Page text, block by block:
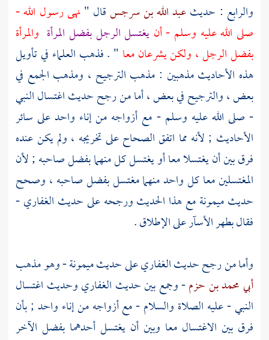
والرابع : حديثعبد الله بن سرجسقال "نهى رسول الله -
صلى الله عليه وسلم - أن يغتسل الرجل بفضل المرأة والمرأة
بفضل الرجل ، ولكن يشرعان معا " . فذهب العلماء في تأويل
هذه الأحاديث مذهبين : مذهب الترجيح ، ومذهب الجمع في
بعض ، والترجيح في بعض ، أما من رجح حديث اغتسال النبي
- صلى الله عليه وسلم - مع أزواجه من إناء واحد على سائر
الأحاديث ; لأنه مما اتفق الصحاح على تخريجه ، ولم يكن عنده
فرق بين أن يغتسلا معا أو يغتسل كل منهما بفضل صاحبه ; لأن
المغتسلين معا كل واحد منهما مغتسل بفضل صاحبه ، وصحح
حديثميمونةمع هذا الحديث ورجحه على حديث الغفاري-
فقال بطهر الأسآر على الإطلاق .
وأما من رجح حديثالغفاريعلى حديثميمونة- وهو مذهب
أبي محمد بن حزم- وجمع بين حديث الغفاريوحديث اغتسال
النبي - عليه الصلاة والسلام - مع أزواجه من إناء واحد ; بأن
فرق بين الاغتسال معا وبين أن يغتسل أحدهما بفضل الآخر